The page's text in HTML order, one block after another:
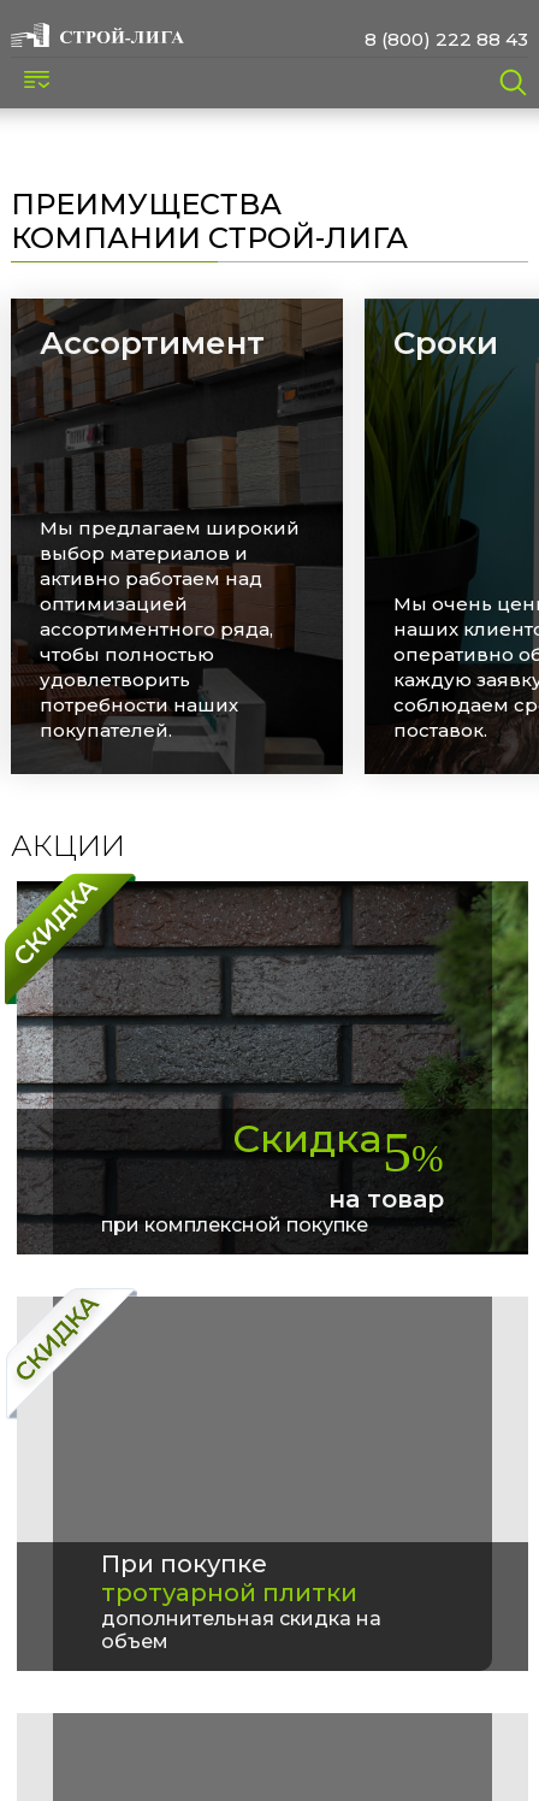
8 (800) 222 88 43
ПРЕИМУЩЕСТВА
КОМПАНИИ СТРОЙ-ЛИГА
Ассортимент
Мы предлагаем широкий
выбор материалов и
активно работаем над
оптимизацией
ассортиментного ряда,
чтобы полностью
удовлетворить
потребности наших
покупателей.
Сроки
Мы очень
наших
оперативно
каждую
соблюдаем
поставок.
АКЦИИ
Скидка5%
на товар
при комплексной покупке
При покупке
тротуарной плитки
дополнительная скидка на
объем